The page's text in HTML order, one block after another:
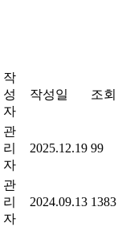
작
성
자
작성일 조회
관
리
자
2025.12.19 99
관
리
자
2024.09.13 1383